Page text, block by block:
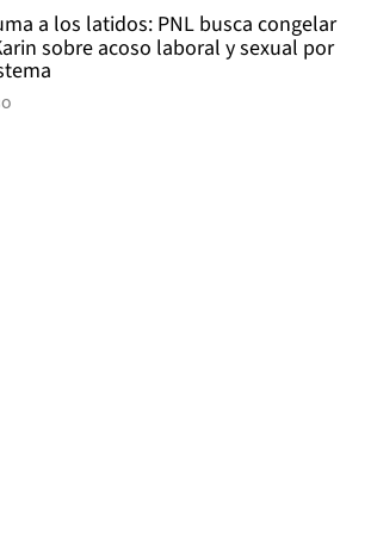
a los latidos: PNL busca congelar
sobre acoso laboral y sexual por